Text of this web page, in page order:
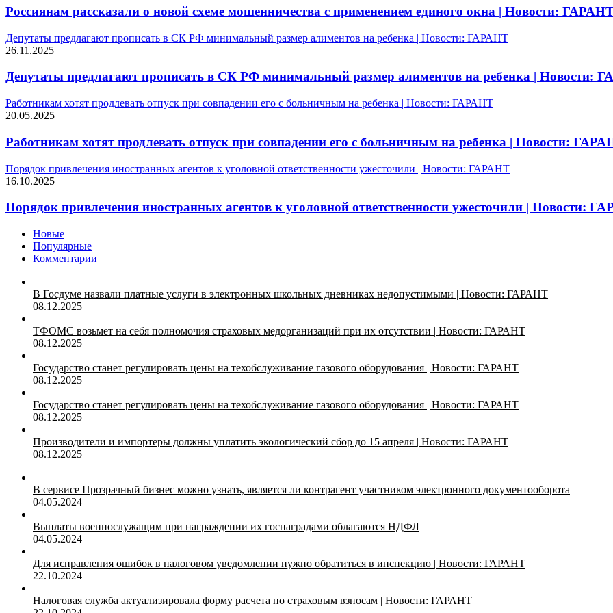
Россиянам рассказали о новой схеме мошенничества с применением единого окна | Новости:
Депутаты предлагают прописать в СК РФ минимальный размер алиментов на ребенка | Новости: ГАРАНТ
26.11.2025
Депутаты предлагают прописать в СК РФ минимальный размер алиментов на ребенка | Новости:
Работникам хотят продлевать отпуск при совпадении его с больничным на ребенка | Новости: ГАРАНТ
20.05.2025
Работникам хотят продлевать отпуск при совпадении его с больничным на ребенка | Новости:
Порядок привлечения иностранных агентов к уголовной ответственности ужесточили | Новости: ГАРАНТ
16.10.2025
Порядок привлечения иностранных агентов к уголовной ответственности ужесточили | Новости:
Новые
Популярные
Комментарии
В Госдуме назвали платные услуги в электронных школьных дневниках недопустимыми | Новости: ГАРАНТ
08.12.2025
ТФОМС возьмет на себя полномочия страховых медорганизаций при их отсутствии | Новости: ГАРАНТ
08.12.2025
Государство станет регулировать цены на техобслуживание газового оборудования | Новости: ГАРАНТ
08.12.2025
Государство станет регулировать цены на техобслуживание газового оборудования | Новости: ГАРАНТ
08.12.2025
Производители и импортеры должны уплатить экологический сбор до 15 апреля | Новости: ГАРАНТ
08.12.2025
В сервисе Прозрачный бизнес можно узнать, является ли контрагент участником электронного документооборота
04.05.2024
Выплаты военнослужащим при награждении их госнаградами облагаются НДФЛ
04.05.2024
Для исправления ошибок в налоговом уведомлении нужно обратиться в инспекцию | Новости: ГАРАНТ
22.10.2024
Налоговая служба актуализировала форму расчета по страховым взносам | Новости: ГАРАНТ